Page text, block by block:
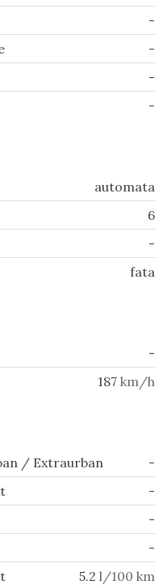
-
-
-
-
automata
6
-
fata
-
187 km/h
/ Extraurban
-
-
-
-
5.2 l/100 km